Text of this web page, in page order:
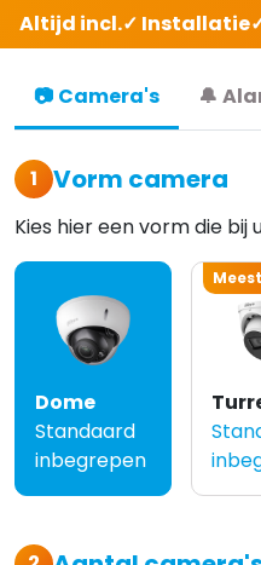
Altijd incl.✓ Installatie
📷 Camera's 🔔
1 Vorm camera
Kies hier een vorm die bij
Dome
Standaard
inbegrepen